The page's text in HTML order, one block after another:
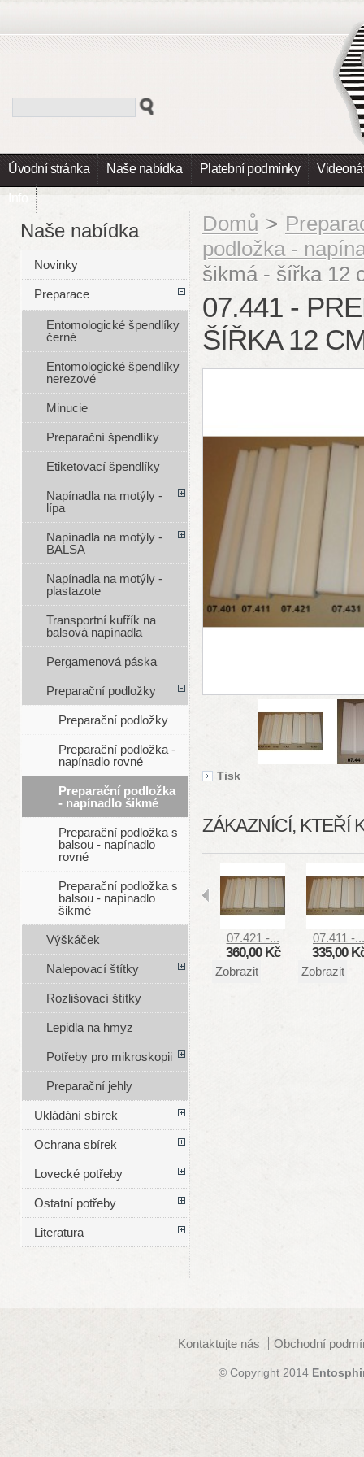
Úvodní stránka Naše nabídka Platební podmínky
Info
Domů >
podložka -
šikmá - šířka 12
07.441 -
ŠÍŘKA 12
Tisk
ZÁKAZNÍCÍ, KTEŘÍ
07.421 -...
360,00 Kč
Zobrazit
07.411 -...
335,00
Zobrazit
Naše nabídka
Novinky
Preparace
Entomologické špendlíky
černé
Entomologické špendlíky
nerezové
Minucie
Preparační špendlíky
Etiketovací špendlíky
Napínadla na motýly -
lípa
Napínadla na motýly -
BALSA
Napínadla na motýly -
plastazote
Transportní kufřík na
balsová napínadla
Pergamenová páska
Preparační podložky
Preparační podložky
Preparační podložka -
napínadlo rovné
Preparační podložka
- napínadlo šikmé
Preparační podložka s
balsou - napínadlo
rovné
Preparační podložka s
balsou - napínadlo
šikmé
Výškáček
Nalepovací štítky
Rozlišovací štítky
Lepidla na hmyz
Potřeby pro mikroskopii
Preparační jehly
Ukládání sbírek
Ochrana sbírek
Lovecké potřeby
Ostatní potřeby
Literatura
Kontaktujte nás Obchodní
© Copyright 2014